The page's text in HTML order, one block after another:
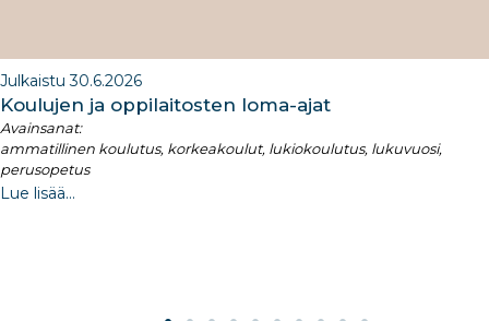
Julkaistu 30.6.2026
Koulujen ja oppilaitosten loma-ajat​
Avainsanat:
ammatillinen koulutus, korkeakoulut, lukiokoulutus, lukuvuosi,
perusopetus
Lue lisää...